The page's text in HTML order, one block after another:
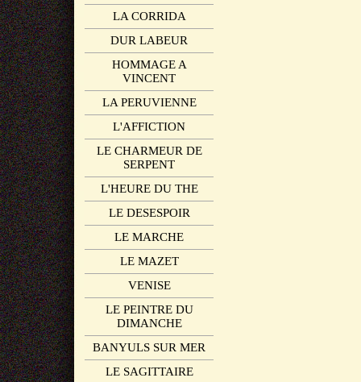
LA CORRIDA
DUR LABEUR
HOMMAGE A
VINCENT
LA PERUVIENNE
L'AFFICTION
LE CHARMEUR DE
SERPENT
L'HEURE DU THE
LE DESESPOIR
LE MARCHE
LE MAZET
VENISE
LE PEINTRE DU
DIMANCHE
BANYULS SUR MER
LE SAGITTAIRE